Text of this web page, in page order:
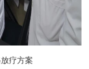
疗方案